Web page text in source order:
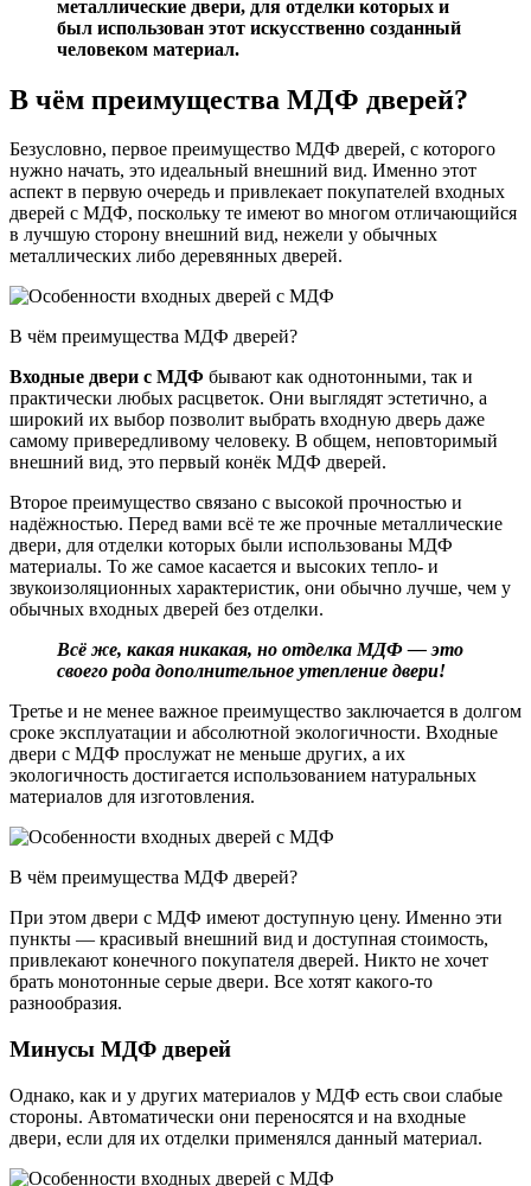
металлические двери, для отделки которых и
был использован этот искусственно созданный
человеком материал.
В чём преимущества МДФ дверей?
Безусловно, первое преимущество МДФ дверей, с которого
нужно начать, это идеальный внешний вид. Именно этот
аспект в первую очередь и привлекает покупателей входных
дверей с МДФ, поскольку те имеют во многом отличающийся
в лучшую сторону внешний вид, нежели у обычных
металлических либо деревянных дверей.
В чём преимущества МДФ дверей?
Входные двери с МДФ бывают как однотонными, так и
практически любых расцветок. Они выглядят эстетично, а
широкий их выбор позволит выбрать входную дверь даже
самому привередливому человеку. В общем, неповторимый
внешний вид, это первый конёк МДФ дверей.
Второе преимущество связано с высокой прочностью и
надёжностью. Перед вами всё те же прочные металлические
двери, для отделки которых были использованы МДФ
материалы. То же самое касается и высоких тепло- и
звукоизоляционных характеристик, они обычно лучше, чем у
обычных входных дверей без отделки.
Всё же, какая никакая, но отделка МДФ — это
своего рода дополнительное утепление двери!
Третье и не менее важное преимущество заключается в долгом
сроке эксплуатации и абсолютной экологичности. Входные
двери с МДФ прослужат не меньше других, а их
экологичность достигается использованием натуральных
материалов для изготовления.
В чём преимущества МДФ дверей?
При этом двери с МДФ имеют доступную цену. Именно эти
пункты — красивый внешний вид и доступная стоимость,
привлекают конечного покупателя дверей. Никто не хочет
брать монотонные серые двери. Все хотят какого-то
разнообразия.
Минусы МДФ дверей
Однако, как и у других материалов у МДФ есть свои слабые
стороны. Автоматически они переносятся и на входные
двери, если для их отделки применялся данный материал.